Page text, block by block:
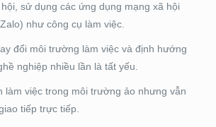
sử dụng các ứng dụng mạng xã hội
như công cụ làm việc.
đổi môi trường làm việc và định hướng
nghiệp nhiều lần là tất yếu.
làm việc trong môi trường ảo nhưng vẫn
tiếp trực tiếp.